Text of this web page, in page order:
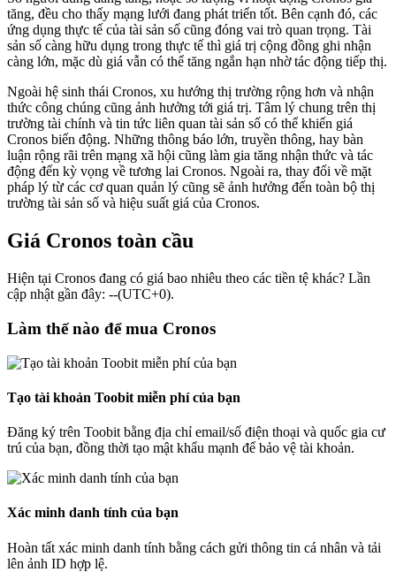
tăng, đều cho thấy mạng lưới đang phát triển tốt. Bên cạnh đó, các
ứng dụng thực tế của tài sản số cũng đóng vai trò quan trọng. Tài
sản số càng hữu dụng trong thực tế thì giá trị cộng đồng ghi nhận
càng lớn, mặc dù giá vẫn có thể tăng ngắn hạn nhờ tác động tiếp thị.
Ngoài hệ sinh thái Cronos, xu hướng thị trường rộng hơn và nhận
thức công chúng cũng ảnh hưởng tới giá trị. Tâm lý chung trên thị
trường tài chính và tin tức liên quan tài sản số có thể khiến giá
Cronos biến động. Những thông báo lớn, truyền thông, hay bàn
luận rộng rãi trên mạng xã hội cũng làm gia tăng nhận thức và tác
động đến kỳ vọng về tương lai Cronos. Ngoài ra, thay đổi về mặt
pháp lý từ các cơ quan quản lý cũng sẽ ảnh hưởng đến toàn bộ thị
trường tài sản số và hiệu suất giá của Cronos.
Giá Cronos toàn cầu
Hiện tại Cronos đang có giá bao nhiêu theo các tiền tệ khác? Lần
cập nhật gần đây: --(UTC+0).
Làm thế nào để mua Cronos
Tạo tài khoản Toobit miễn phí của bạn
Đăng ký trên Toobit bằng địa chỉ email/số điện thoại và quốc gia cư
trú của bạn, đồng thời tạo mật khẩu mạnh để bảo vệ tài khoản.
Xác minh danh tính của bạn
Hoàn tất xác minh danh tính bằng cách gửi thông tin cá nhân và tải
lên ảnh ID hợp lệ.